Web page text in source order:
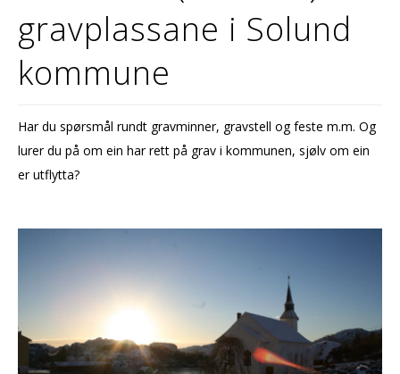
gravplassane i Solund
kommune
Har du spørsmål rundt gravminner, gravstell og feste m.m. Og
lurer du på om ein har rett på grav i kommunen, sjølv om ein
er utflytta?